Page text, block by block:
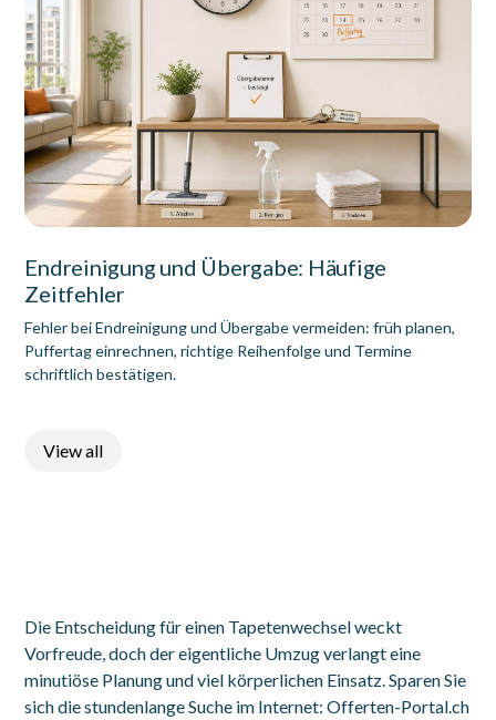
Endreinigung und Übergabe: Häufige
Zeitfehler
Fehler bei Endreinigung und Übergabe vermeiden: früh planen,
Puffertag einrechnen, richtige Reihenfolge und Termine
schriftlich bestätigen.
View all
Die Entscheidung für einen Tapetenwechsel weckt
Vorfreude, doch der eigentliche Umzug verlangt eine
minutiöse Planung und viel körperlichen Einsatz. Sparen Sie
sich die stundenlange Suche im Internet: Offerten-Portal.ch